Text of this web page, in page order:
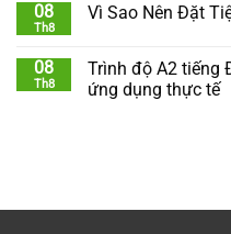
08
Th8
Vì Sao Nên Đặt
08
Th8
Trình độ A2 tiếng
ứng dụng thực tế